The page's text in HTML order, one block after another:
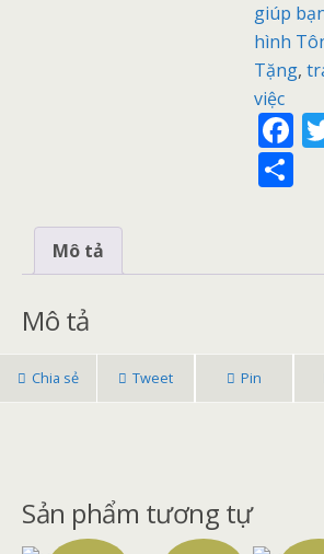
giúp
hình
Tặng,
việc
F
o
e
Mô tả
Mô tả
Chia sẻ Tweet Pin
Sản phẩm tương tự